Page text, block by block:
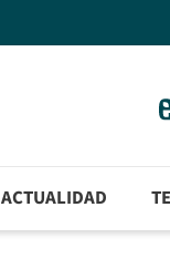
ACTUALIDAD